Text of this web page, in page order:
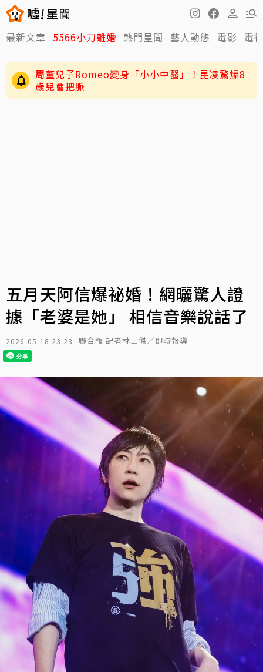
最新文章 5566小刀離婚 熱門星聞 藝人動態 電影 電
男星二度罹急性白血病！淚揭抗癌歷程：痛苦到
不想回想
周董兒子Romeo變身「小小中醫」！昆凌驚爆8
歲兒會把脈
五月天阿信爆祕婚！網曬驚人證
據「老婆是她」 相信音樂說話了
2026-05-18 23:23 聯合報 記者林士傑／即時報導